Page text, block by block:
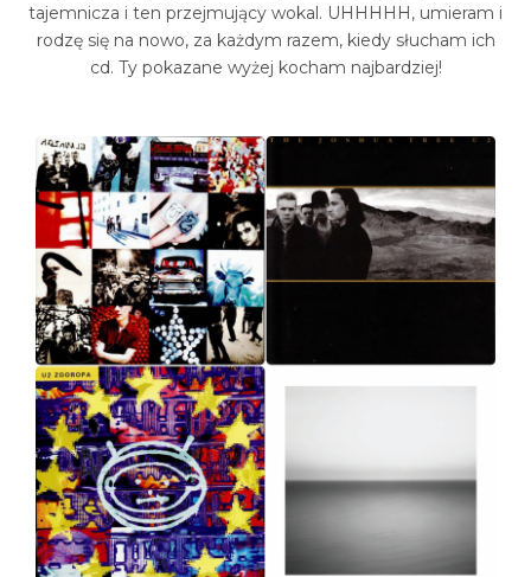
tajemnicza i ten przejmujący wokal. UHHHHH, umieram i
rodzę się na nowo, za każdym razem, kiedy słucham ich
cd. Ty pokazane wyżej kocham najbardziej!